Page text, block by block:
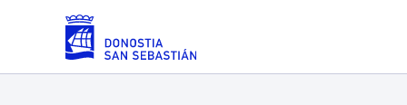
Eduki nagusira joan